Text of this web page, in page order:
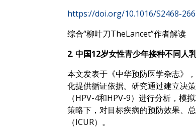
https://doi.org/10.1016/S2468-
综合“柳叶刀TheLancet”作者解读
2. 中国12岁女性青少年接种不同人
本文发表于《中华预防医学杂志》
化提供循证依据。研究通过建立决
（HPV-4和HPV-9）进行分析，模
策略下，对目标疾病的预防效果、
（ICUR）。